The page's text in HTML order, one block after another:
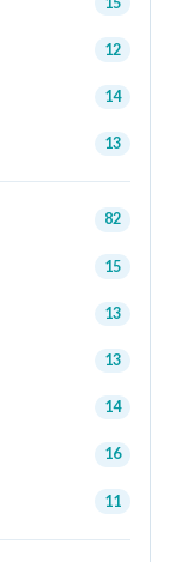
12
14
13
82
15
13
13
14
16
11